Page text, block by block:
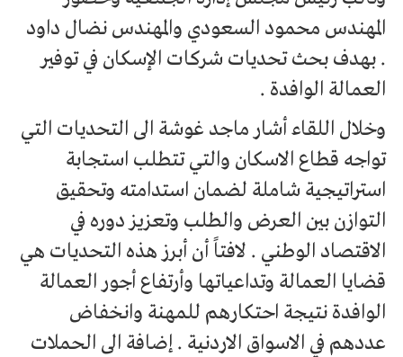
المهندس محمود السعودي والمهندس نضال داود
. بهدف بحث تحديات شركات الإسكان في توفير
العمالة الوافدة .
وخلال اللقاء أشار ماجد غوشة الى التحديات التي
تواجه قطاع الاسكان والتي تتطلب استجابة
استراتيجية شاملة لضمان استدامته وتحقيق
التوازن بين العرض والطلب وتعزيز دوره في
الاقتصاد الوطني . لافتاً أن أبرز هذه التحديات هي
قضايا العمالة وتداعياتها وأرتفاع أجور العمالة
الوافدة نتيجة احتكارهم للمهنة وانخفاض
عددهم في الاسواق الاردنية . إضافة الى الحملات